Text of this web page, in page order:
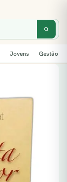
Jovens Gestão